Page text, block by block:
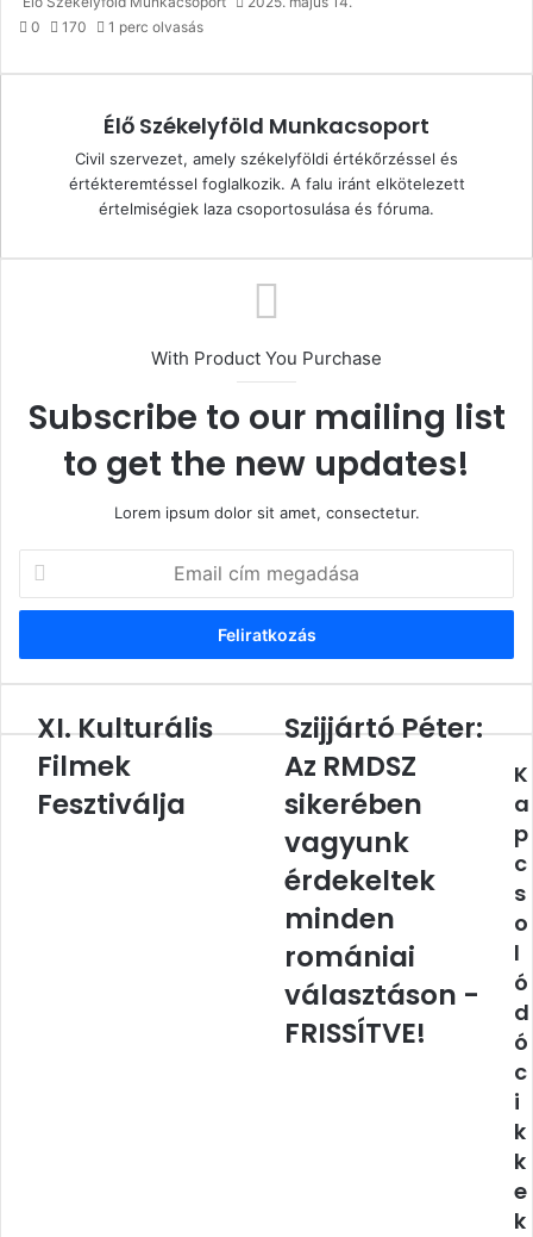
0
170 1 perc olvasás
Élő Székelyföld Munkacsoport
Civil szervezet, amely székelyföldi értékőrzéssel és
értékteremtéssel foglalkozik. A falu iránt elkötelezett
értelmiségiek laza csoportosulása és fóruma.
With Product You Purchase
Subscribe to our mailing list
to get the new updates!
Lorem ipsum dolor sit amet, consectetur.
cím
megadása
XI.
Filmek
Fesztiválja
XI. Kulturális
Filmek
Fesztiválja
Szijjártó
Péter:
Az
RMDSZ
sikerében
vagyunk
érdekeltek
minden
romániai
választáson
-
FRISSÍTVE!
Szijjártó Péter:
Az RMDSZ
sikerében
vagyunk
érdekeltek
minden
romániai
választáson -
FRISSÍTVE!
K
a
p
c
s
o
l
ó
d
ó
c
i
k
k
e
k